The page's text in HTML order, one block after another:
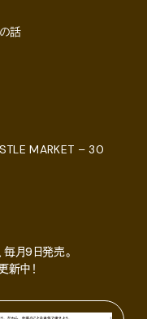
話
MARKET – 30
月9日発売。
新中！